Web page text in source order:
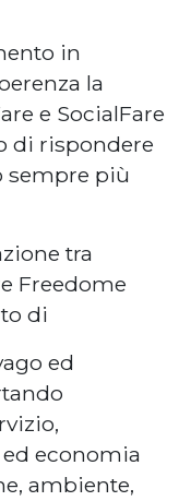
in
la
e SocialFare
di rispondere
sempre più
tra
Freedome
di
ed
economia
ambiente,